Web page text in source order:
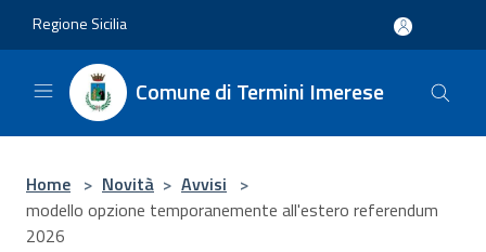
Regione Sicilia
Comune di Termini Imerese
Home > Novità > Avvisi >
modello opzione temporanemente all'estero referendum
2026